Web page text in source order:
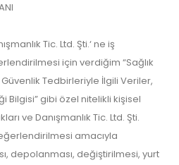
Tic. Ltd. Şti.‘ ne iş
için verdiğim “Sağlık
Tedbirleriyle İlgili Veriler,
Bilgisi” gibi özel nitelikli kişisel
ve Danışmanlık Tic. Ltd. Şti.
amacıyla
depolanması, değiştirilmesi, yurt